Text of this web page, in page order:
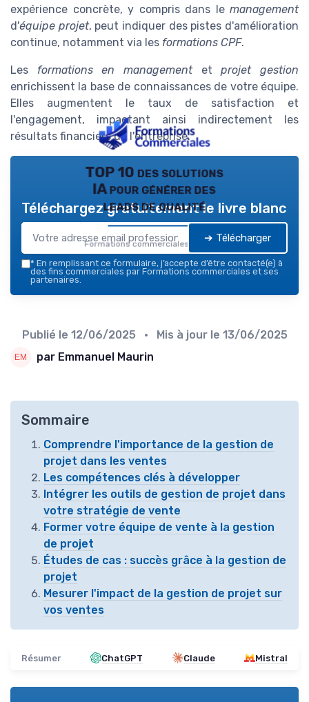
expérience concrète, y compris dans le management
d'équipe projet, peut indiquer des pistes d'amélioration
continue, notamment via les formations CPF.
Les formations en managementetprojet gestion
enrichissent la base de connaissances de votre équipe.
Elles augmentent le taux de satisfaction et
l'engagement, impactant ainsi indirectement les
résultats financiers de l'entreprise.
TOP 10 des solutions
IA pour générer des
leads de qualité
Formations commerciales — 2026
Téléchargez gratuitement le livre blanc
➔ Télécharger
* En remplissant ce formulaire, j’accepte d’être contacté(e) à
des fins commerciales par Formations commerciales et ses
partenaires.
Publié le 12/06/2025 • Mis à jour le 13/06/2025
par Emmanuel Maurin
Sommaire
Comprendre l'importance de la gestion de
projet dans les ventes
Les compétences clés à développer
Intégrer les outils de gestion de projet dans
votre stratégie de vente
Former votre équipe de vente à la gestion
de projet
Études de cas : succès grâce à la gestion de
projet
Mesurer l'impact de la gestion de projet sur
vos ventes
Résumer ChatGPT Claude Mistral